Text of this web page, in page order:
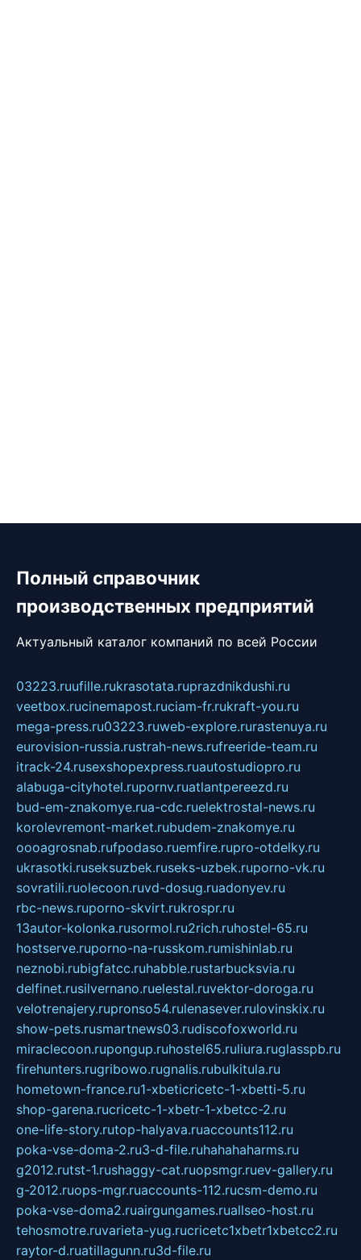
Полный справочник
производственных предприятий
Актуальный каталог компаний по всей России
03223.ruufille.rukrasotata.ruprazdnikdushi.ru
veetbox.rucinemapost.ruciam-fr.rukraft-you.ru
mega-press.ru03223.ruweb-explore.rurastenuya.ru
eurovision-russia.rustrah-news.rufreeride-team.ru
itrack-24.rusexshopexpress.ruautostudiopro.ru
alabuga-cityhotel.rupornv.ruatlantpereezd.ru
bud-em-znakomye.rua-cdc.ruelektrostal-news.ru
korolevremont-market.rubudem-znakomye.ru
oooagrosnab.rufpodaso.ruemfire.rupro-otdelky.ru
ukrasotki.ruseksuzbek.ruseks-uzbek.ruporno-vk.ru
sovratili.ruolecoon.ruvd-dosug.ruadonyev.ru
rbc-news.ruporno-skvirt.rukrospr.ru
13autor-kolonka.rusormol.ru2rich.ruhostel-65.ru
hostserve.ruporno-na-russkom.rumishinlab.ru
neznobi.rubigfatcc.ruhabble.rustarbucksvia.ru
delfinet.rusilvernano.ruelestal.ruvektor-doroga.ru
velotrenajery.rupronso54.rulenasever.rulovinskix.ru
show-pets.rusmartnews03.rudiscofoxworld.ru
miraclecoon.rupongup.ruhostel65.ruliura.ruglasspb.ru
firehunters.rugribowo.rugnalis.rubulkitula.ru
hometown-france.ru1-xbeticricetc-1-xbetti-5.ru
shop-garena.rucricetc-1-xbetr-1-xbetcc-2.ru
one-life-story.rutop-halyava.ruaccounts112.ru
poka-vse-doma-2.ru3-d-file.ruhahahaharms.ru
g2012.rutst-1.rushaggy-cat.ruopsmgr.ruev-gallery.ru
g-2012.ruops-mgr.ruaccounts-112.rucsm-demo.ru
poka-vse-doma2.ruairgungames.ruallseo-host.ru
tehosmotre.ruvarieta-yug.rucricetc1xbetr1xbetcc2.ru
raytor-d.ruatillagunn.ru3d-file.ru